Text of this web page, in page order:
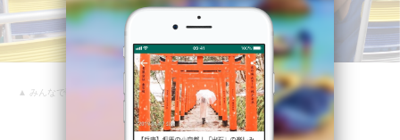
▲ みんなで歌っていました